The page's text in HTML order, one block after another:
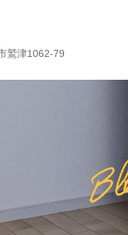
鷲津1062-79